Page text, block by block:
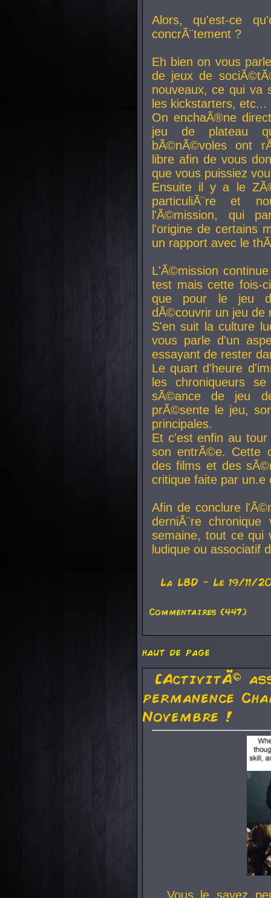
Alors, qu'est-ce
concrÃ¨tement ?
Eh bien on vous
de jeux de
nouveaux, ce qui va
les kickstarters, etc...
On enchaÃ®ne
jeu de plateau
bÃ©nÃ©voles ont
libre afin de vous
que vous puissiez
Ensuite il y a le
particuliÃ¨re et
l'Ã©mission, qui
l'origine de certains
un rapport avec le
L'Ã©mission
test mais cette fois-
que pour le jeu
dÃ©couvrir un jeu de
S'en suit la culture
vous parle d'un
essayant de rester
Le quart d'heure
les chroniqueurs
sÃ©ance de jeu
prÃ©sente le jeu,
principales.
Et c'est enfin au
son entrÃ©e. Cette
des films et des
critique faite par
Afin de conclure
derniÃ¨re
semaine, tout ce qui
ludique ou associatif
La LBD - Le 19/11/
Commentaires (447)
haut de page
[ActivitÃ©
permanence
Novembre !
Vous le savez